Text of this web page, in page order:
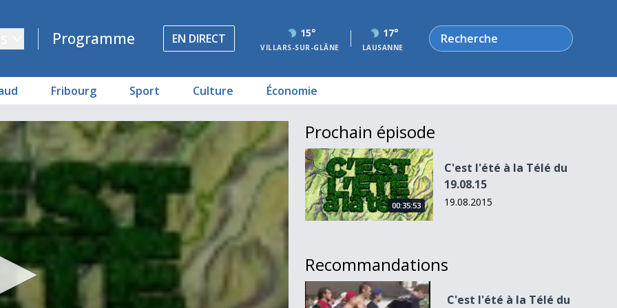
Programme EN DIRECT 15°
VILLARS-SUR-GLÂNE
17°
LAUSANNE
Rechercher
Fribourg Sport Culture Économie
Prochain épisode
C&#039;est l&#039;été à la Télé du 19.08.15
00:35:53
C'est l'été à la Télé du
19.08.15
19.08.2015
Recommandations
C&#039;est l&#039;été à la Télé du 22-08-09 - Hockeyades
C'est l'été à la Télé du